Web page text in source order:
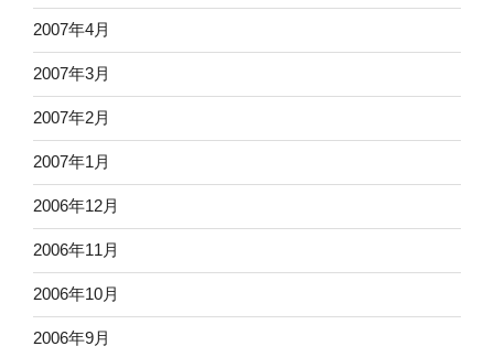
2007年4月
2007年3月
2007年2月
2007年1月
2006年12月
2006年11月
2006年10月
2006年9月